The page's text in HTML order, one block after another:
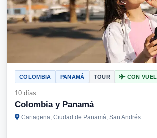
COLOMBIA PANAMÁ TOUR CON
10 días
Colombia y Panamá
Cartagena, Ciudad de Panamá, San Andrés